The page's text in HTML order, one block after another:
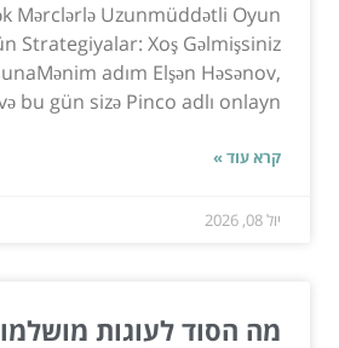
Mərclərlə Uzunmüddətli Oyun
Strategiyalar: Xoş Gəlmişsiniz
adım Elşən Həsənov,
bu gün sizə Pinco adlı onlayn...
קרא עוד »
יול 08, 2026
מה הסוד לעוגות